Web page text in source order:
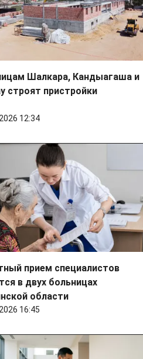
Шалкара, Кандыагаша и
строят пристройки
12:34
прием специалистов
в двух больницах
области
16:45